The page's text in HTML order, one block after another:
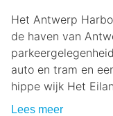
Het Antwerp
de haven van
auto en tram en
hippe wijk Het
Lees meer